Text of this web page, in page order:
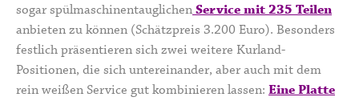
sogar spülmaschinentauglichenService mit 235 Teilen
anbieten zu können (Schätzpreis 3.200 Euro). Besonders
festlich präsentieren sich zwei weitere Kurland-
Positionen, die sich untereinander, aber auch mit dem
rein weißen Service gut kombinieren lassen: Eine Platte